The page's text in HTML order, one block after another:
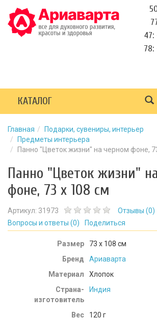
47:
78:
КАТАЛОГ
Главная
Подарки, сувениры, интерьер
Предметы интерьера
Панно "Цветок жизни" на черном фоне,
Панно "Цветок жизни"
фоне, 73 х 108 см
Артикул: 31973 Отзывы (0)
Вопросы и ответы (0) Поделиться
Размер
73 х 108 см
Бренд
Ариаварта
Материал
Хлопок
Страна-
изготовитель
Индия
Вес 120 г